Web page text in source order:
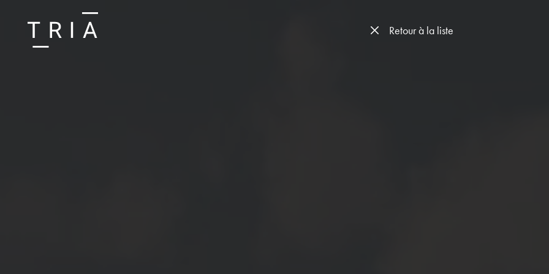
Retour à la liste